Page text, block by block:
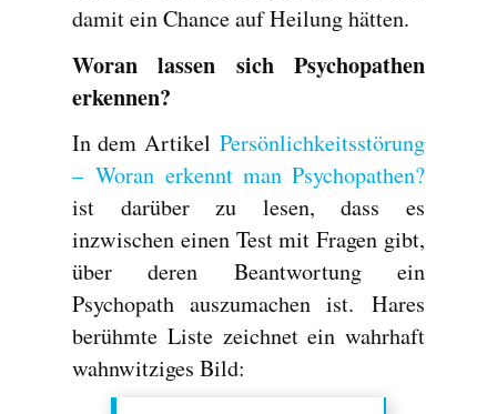
damit ein Chance auf Heilung hätten.
Woran lassen sich Psychopathen
erkennen?
In dem ArtikelPersönlichkeitsstörung
– Woran erkennt man Psychopathen?
ist darüber zu lesen, dass es
inzwischen einen Test mit Fragen gibt,
über deren Beantwortung ein
Psychopath auszumachen ist. Hares
berühmte Liste zeichnet ein wahrhaft
wahnwitziges Bild: